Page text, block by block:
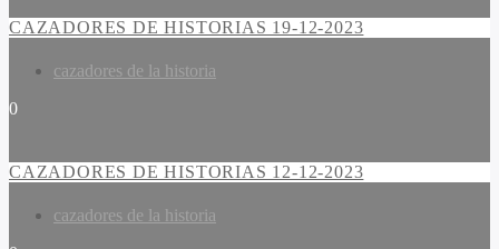
CAZADORES DE HISTORIAS 19-12-2023
cazadores de la historia
0
CAZADORES DE HISTORIAS 12-12-2023
cazadores de la historia